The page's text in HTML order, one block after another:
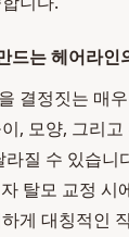
드는 헤어라인
결정짓는 매
, 모양, 그리
질 수 있습니
탈모 교정 시
게 대칭적인